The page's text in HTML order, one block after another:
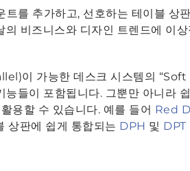
를 추가하고, 선호하는 테이블 상
비즈니스와 디자인 트렌드에 이상
이 가능한 데스크 시스템의 “Soft
들이 포함됩니다. 그뿐만 아니라
용할 수 있습니다. 예를 들어 Red
상판에 쉽게 통합되는 DPH 및 DPT